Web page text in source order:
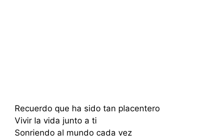
Recuerdo que ha sido tan placentero
Vivir la vida junto a ti
Sonriendo al mundo cada vez